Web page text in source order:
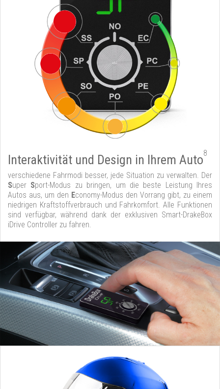
Interaktivität und Design in Ihrem Auto8
verschiedene Fahrmodi besser, jede Situation zu verwalten. Der
Super Sport-Modus zu bringen, um die beste Leistung Ihres
Autos aus, um den Economy-Modus den Vorrang gibt, zu einem
niedrigen Kraftstoffverbrauch und Fahrkomfort. Alle Funktionen
sind verfügbar, während dank der exklusiven Smart-DrakeBox
iDrive Controller zu fahren.